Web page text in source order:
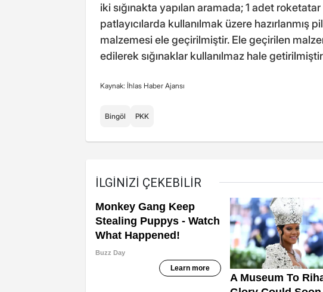
iki sığınakta yapılan aramada; 1 adet roketatar
patlayıcılarda kullanılmak üzere hazırlanmış
malzemesi ele geçirilmiştir. Ele geçirilen
edilerek sığınaklar kullanılmaz hale
Kaynak: İhlas Haber Ajansı
Bingöl PKK